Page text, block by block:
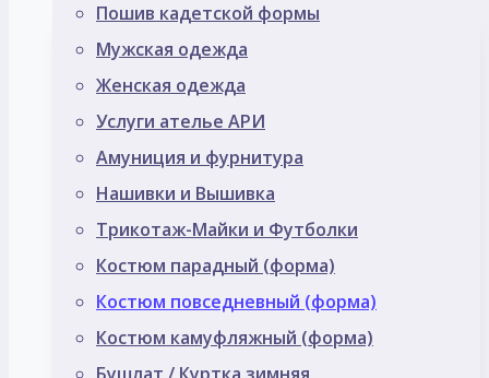
Пошив кадетской формы
Мужская одежда
Женская одежда
Услуги ателье АРИ
Амуниция и фурнитура
Нашивки и Вышивка
Трикотаж-Майки и Футболки
Костюм парадный (форма)
Костюм повседневный (форма)
Костюм камуфляжный (форма)